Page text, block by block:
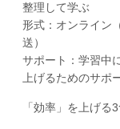
整理して学ぶ
形式：オンライン
送）
サポート：学習中
上げるためのサポ
「効率」を上げる